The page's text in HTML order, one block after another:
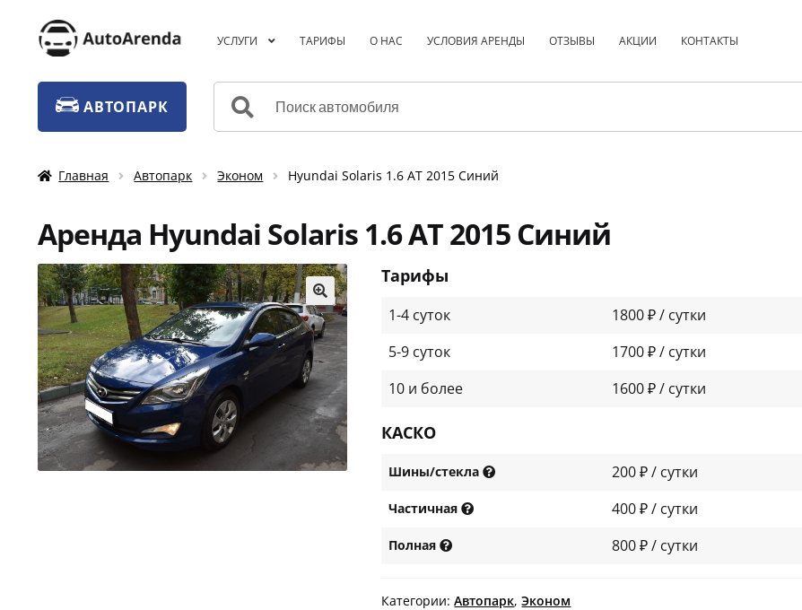
УСЛУГИ ТАРИФЫ О НАС УСЛОВИЯ АРЕНДЫ ОТЗЫВЫ АКЦИИ КОНТАКТЫ
АВТОПАРК
Искать:
Главная Автопарк Эконом Hyundai Solaris 1.6 АТ 2015 Синий
Аренда Hyundai Solaris 1.6 АТ 2015 Синий
🔍
Тарифы
1-4 суток
1800 ₽ / сутки
5-9 суток
1700 ₽ / сутки
10 и более
1600 ₽ / сутки
КАСКО
Шины/стекла 200 ₽ / сутки
Частичная 400 ₽ / сутки
Полная 800 ₽ / сутки
Категории:Автопарк,Эконом